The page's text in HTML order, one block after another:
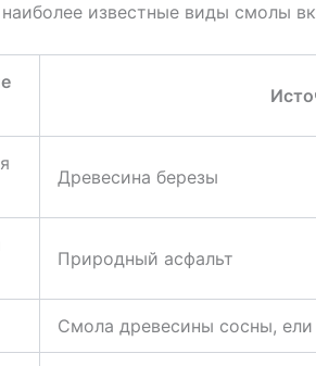
известные виды смолы
Древесина березы
Природный асфальт
Смола древесины сосны,